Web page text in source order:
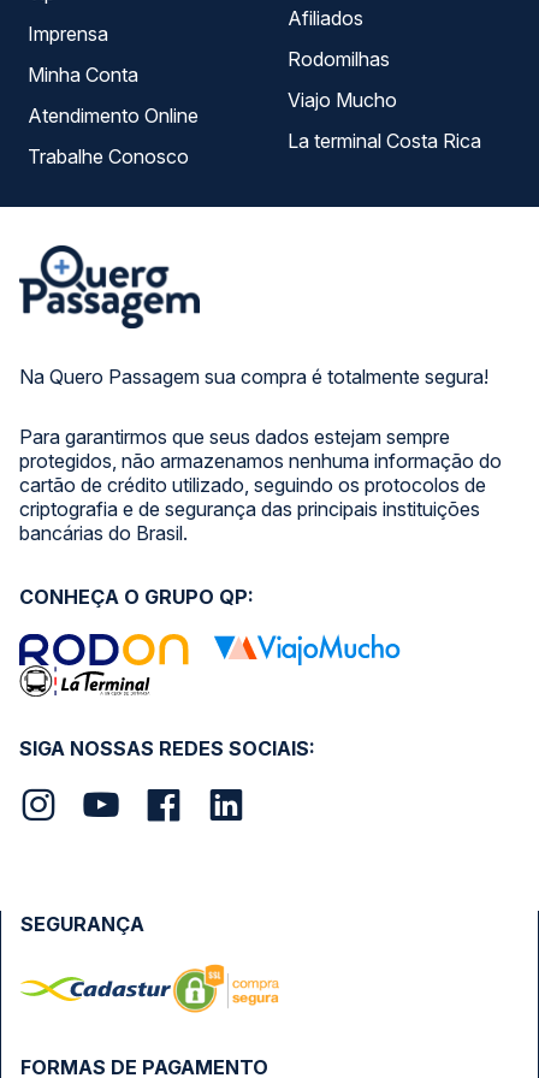
Na Quero Passagem sua compra é totalmente segura!
Para garantirmos que seus dados estejam sempre
protegidos, não armazenamos nenhuma informação do
cartão de crédito utilizado, seguindo os protocolos de
criptografia e de segurança das principais instituições
bancárias do Brasil.
Imprensa
Minha Conta
Atendimento Online
Trabalhe Conosco
Afiliados
Rodomilhas
Viajo Mucho
La terminal Costa Rica
SIGA NOSSAS REDES SOCIAIS:
CONHEÇA O GRUPO QP:
FORMAS DE PAGAMENTO
SEGURANÇA